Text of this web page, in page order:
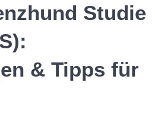
Studie
& Tipps für